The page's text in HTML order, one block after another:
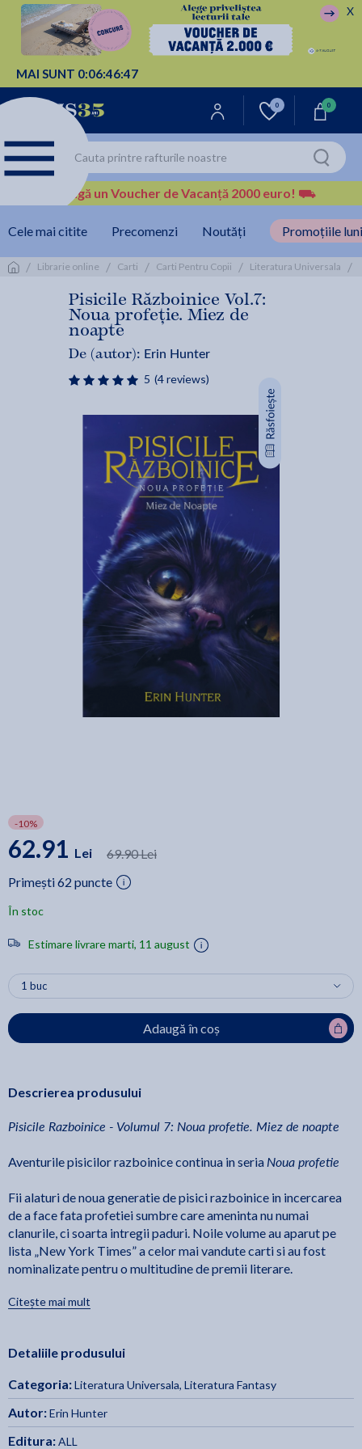
MAI SUNT 0:06:46:46
X
0 0
Câștigă un Voucher de Vacanță 2000 euro! ⛟
Cele mai citite Precomenzi Noutăți Promoțiile
/ Librarie online / Carti / Carti Pentru Copii / Literatura Universala /
Pisicile Războinice Vol.7:
Noua profeție. Miez de
noapte
De (autor): Erin Hunter
5 (4 reviews)
-10%
62.91 Lei
69.90 Lei
Primești 62 puncte
În stoc
Estimare livrare marti, 11 august
Adaugă în coș
Descrierea produsului
Pisicile Razboinice - Volumul 7: Noua profetie. Miez de noapte
Aventurile pisicilor razboinice continua in seria Noua profetie
Fii alaturi de noua generatie de pisici razboinice in incercarea
de a face fata profetiei sumbre care ameninta nu numai
clanurile, ci soarta intregii paduri. Noile volume au aparut pe
lista „New York Times” a celor mai vandute carti si au fost
nominalizate pentru o multitudine de premii literare.
Pisicile salbatice s-au bucurat de pace o vreme mai
fortele si zdruncina padurea pana la radacini, iar noua generatie
stranii pe care le primesc de la stramosii razboinici prevestesc
pericole nebanuite si un destin misterios. Toate semnele indica
faptul ca soarta intregii paduri se afla acum in labele tanarului
Citește mai mult
Detaliile produsului
Categoria:Literatura Universala, Literatura Fantasy
Autor:Erin Hunter
Editura:ALL